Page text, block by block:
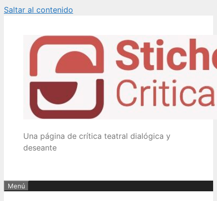
Saltar al contenido
Una página de crítica teatral dialógica y
deseante
Menú